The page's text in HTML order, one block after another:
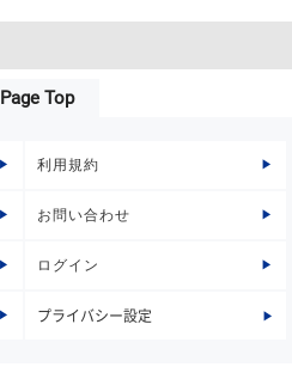
Page Top
利用規約
お問い合わせ
ログイン
プライバシー設定